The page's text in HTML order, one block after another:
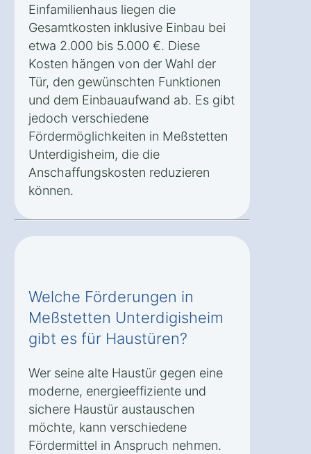
Einfamilienhaus liegen die
Gesamtkosten inklusive Einbau bei
etwa 2.000 bis 5.000 €. Diese
Kosten hängen von der Wahl der
Tür, den gewünschten Funktionen
und dem Einbauaufwand ab. Es gibt
jedoch verschiedene
Fördermöglichkeiten in Meßstetten
Unterdigisheim, die die
Anschaffungskosten reduzieren
können.
Welche Förderungen in
Meßstetten Unterdigisheim
gibt es für Haustüren?
Wer seine alte Haustür gegen eine
moderne, energieeffiziente und
sichere Haustür austauschen
möchte, kann verschiedene
Fördermittel in Anspruch nehmen.